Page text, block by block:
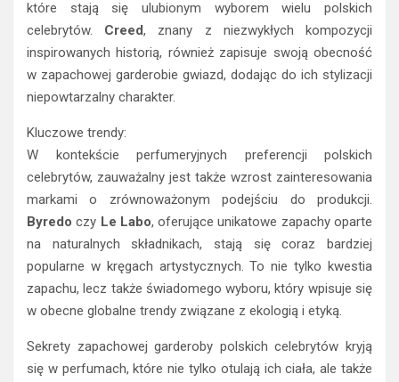
które stają się ulubionym wyborem wielu polskich
celebrytów. Creed, znany z niezwykłych kompozycji
inspirowanych historią, również zapisuje swoją obecność
w zapachowej garderobie gwiazd, dodając do ich stylizacji
niepowtarzalny charakter.
Kluczowe trendy:
W kontekście perfumeryjnych preferencji polskich
celebrytów, zauważalny jest także wzrost zainteresowania
markami o zrównoważonym podejściu do produkcji.
Byredo czy Le Labo, oferujące unikatowe zapachy oparte
na naturalnych składnikach, stają się coraz bardziej
popularne w kręgach artystycznych. To nie tylko kwestia
zapachu, lecz także świadomego wyboru, który wpisuje się
w obecne globalne trendy związane z ekologią i etyką.
Sekrety zapachowej garderoby polskich celebrytów kryją
się w perfumach, które nie tylko otulają ich ciała, ale także